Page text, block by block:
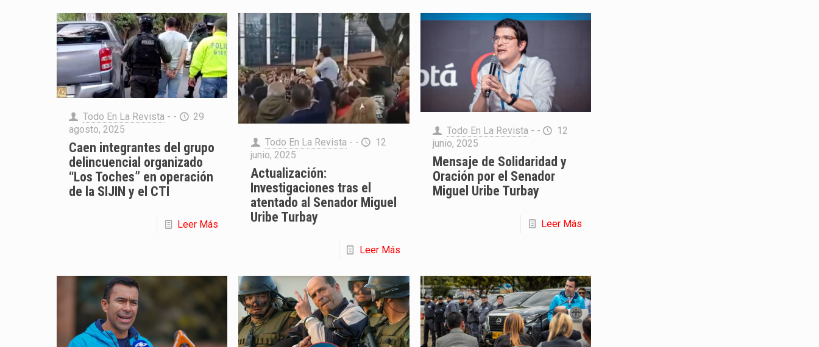
Todo En La Revista - -
29
agosto, 2025
Caen integrantes del grupo
delincuencial organizado
“Los Toches” en operación
de la SIJIN y el CTI
Leer Más
Todo En La Revista - -
12
junio, 2025
Actualización:
Investigaciones tras el
atentado al Senador Miguel
Uribe Turbay
Leer Más
Todo En La Revista - -
12
junio, 2025
Mensaje de Solidaridad y
Oración por el Senador
Miguel Uribe Turbay
Leer Más